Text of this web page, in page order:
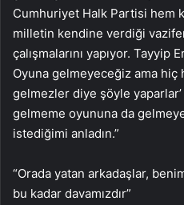
Cumhuriyet Halk Partisi hem
milletin kendine verdiği
çalışmalarını yapıyor. Tayyip
Oyuna gelmeyeceğiz ama hiç
gelmezler diye şöyle
gelmeme oyununa da
istediğimi anladın.”
“Orada yatan arkadaşlar,
bu kadar davamızdır”